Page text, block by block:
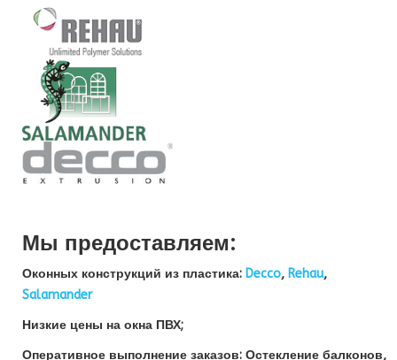
Мы предоставляем:
Оконных конструкций из пластика: Decco, Rehau,
Salamander
Низкие цены на окна ПВХ;
Оперативное выполнение заказов: Остекление балконов,